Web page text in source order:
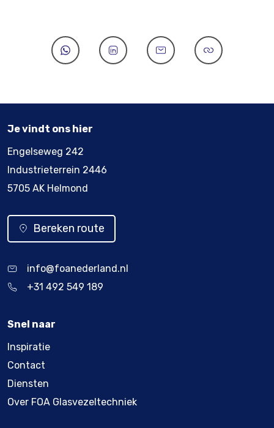
Je vindt ons hier
Engelseweg 242
Industrieterrein 2446
5705 AK Helmond
Bereken route
info@foanederland.nl
+31 492 549 189
Snel naar
Inspiratie
Contact
Diensten
Over FOA Glasvezeltechniek